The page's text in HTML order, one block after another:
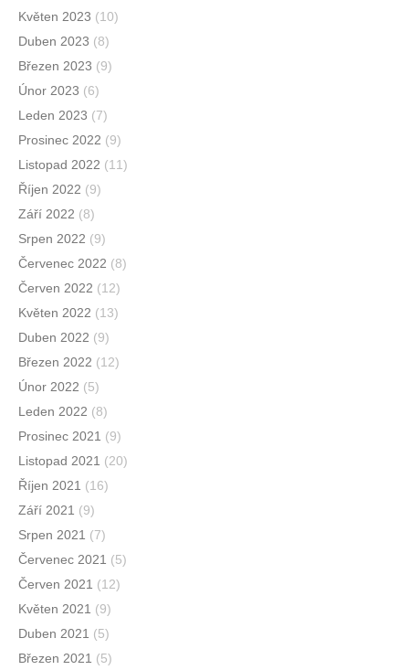
Květen 2023 (10)
Duben 2023 (8)
Březen 2023 (9)
Únor 2023 (6)
Leden 2023 (7)
Prosinec 2022 (9)
Listopad 2022 (11)
Říjen 2022 (9)
Září 2022 (8)
Srpen 2022 (9)
Červenec 2022 (8)
Červen 2022 (12)
Květen 2022 (13)
Duben 2022 (9)
Březen 2022 (12)
Únor 2022 (5)
Leden 2022 (8)
Prosinec 2021 (9)
Listopad 2021 (20)
Říjen 2021 (16)
Září 2021 (9)
Srpen 2021 (7)
Červenec 2021 (5)
Červen 2021 (12)
Květen 2021 (9)
Duben 2021 (5)
Březen 2021 (5)